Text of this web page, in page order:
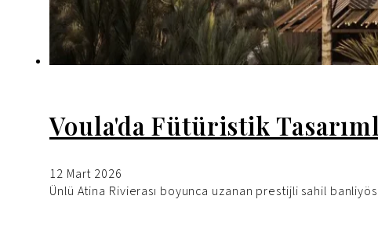
Voula'da Fütüristik
12 Mart 2026
Ünlü Atina Rivierası boyunca uzanan prestijli sahil